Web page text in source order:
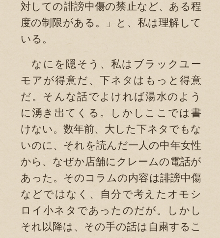
対しての誹謗中傷の禁止など、ある程
度の制限がある。」と、私は理解して
いる。
なにを隠そう、私はブラックユー
モアが得意だ、下ネタはもっと得意
だ。そんな話でよければ湯水のよう
に湧き出てくる。しかしここでは書
けない。数年前、大した下ネタでもな
いのに、それを読んだ一人の中年女性
から、なぜか店舗にクレームの電話が
あった。そのコラムの内容は誹謗中傷
などではなく、自分で考えたオモシ
ロイ小ネタであったのだが。しかし
それ以降は、その手の話は自粛するこ